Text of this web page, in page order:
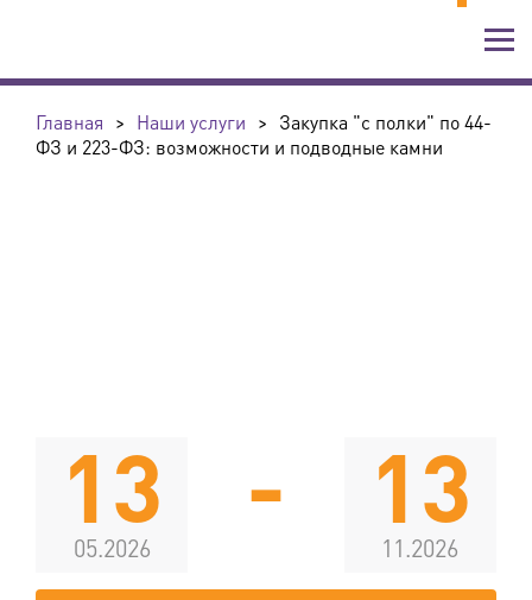
Главная > Наши услуги > Закупка "с полки" по 44-
ФЗ и 223-ФЗ: возможности и подводные камни
13
05.2026
- 13
11.2026